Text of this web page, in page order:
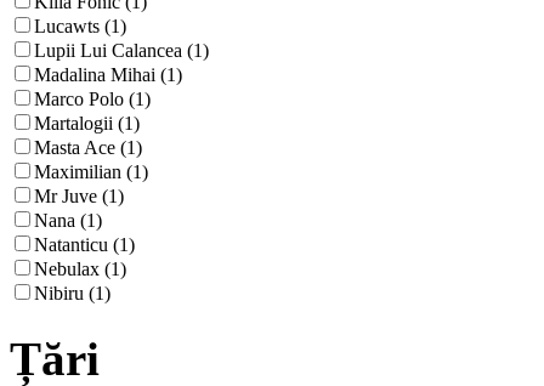
Lucawts (1)
Lupii Lui Calancea (1)
Madalina Mihai (1)
Marco Polo (1)
Martalogii (1)
Masta Ace (1)
Maximilian (1)
Mr Juve (1)
Nana (1)
Natanticu (1)
Nebulax (1)
Nibiru (1)
Țări